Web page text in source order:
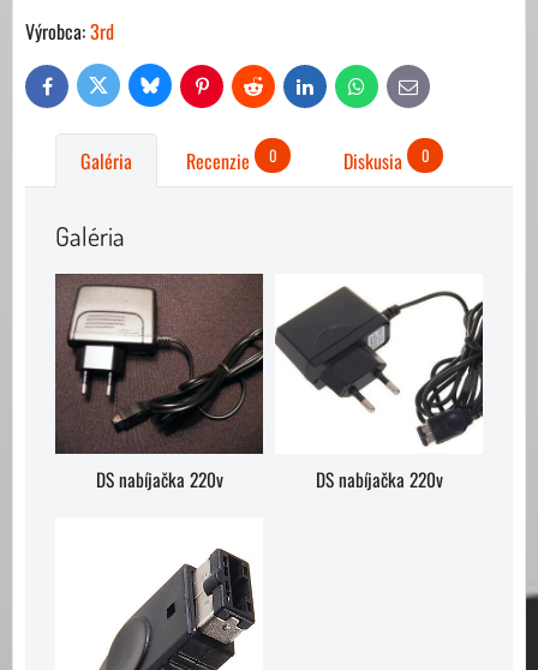
Výrobca:3rd
FacebookTwitter Bluesky PinterestReddit LinkedIn WhatsAppE-
mail
Galéria Recenzie 0 Diskusia 0
Galéria
DS nabíjačka 220v DS nabíjačka 220v